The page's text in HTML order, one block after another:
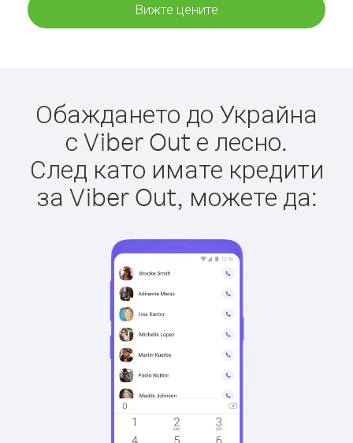
Вижте цените
Обаждането до Украйна
с Viber Out е лесно.
След като имате кредити
за Viber Out, можете да: